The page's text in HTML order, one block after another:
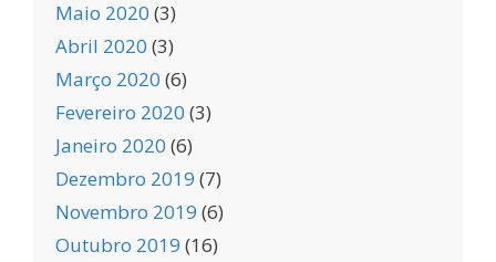
Maio 2020 (3)
Abril 2020 (3)
Março 2020 (6)
Fevereiro 2020 (3)
Janeiro 2020 (6)
Dezembro 2019 (7)
Novembro 2019 (6)
Outubro 2019 (16)